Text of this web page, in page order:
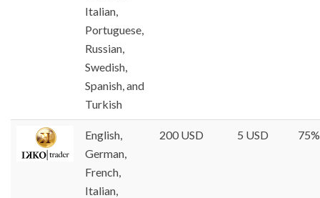
Italian,
Portuguese,
Russian,
Swedish,
Spanish, and
Turkish
English,
German,
French,
Italian,
200 USD 5 USD 75%